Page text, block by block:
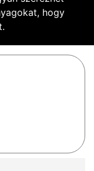
hogy